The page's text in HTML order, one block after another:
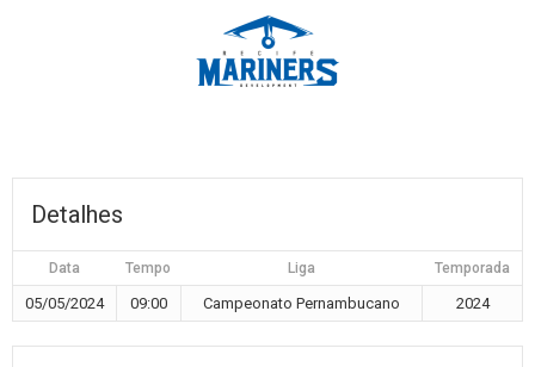
Detalhes
Data Tempo Liga Temporada
05/05/2024 09:00 Campeonato Pernambucano 2024